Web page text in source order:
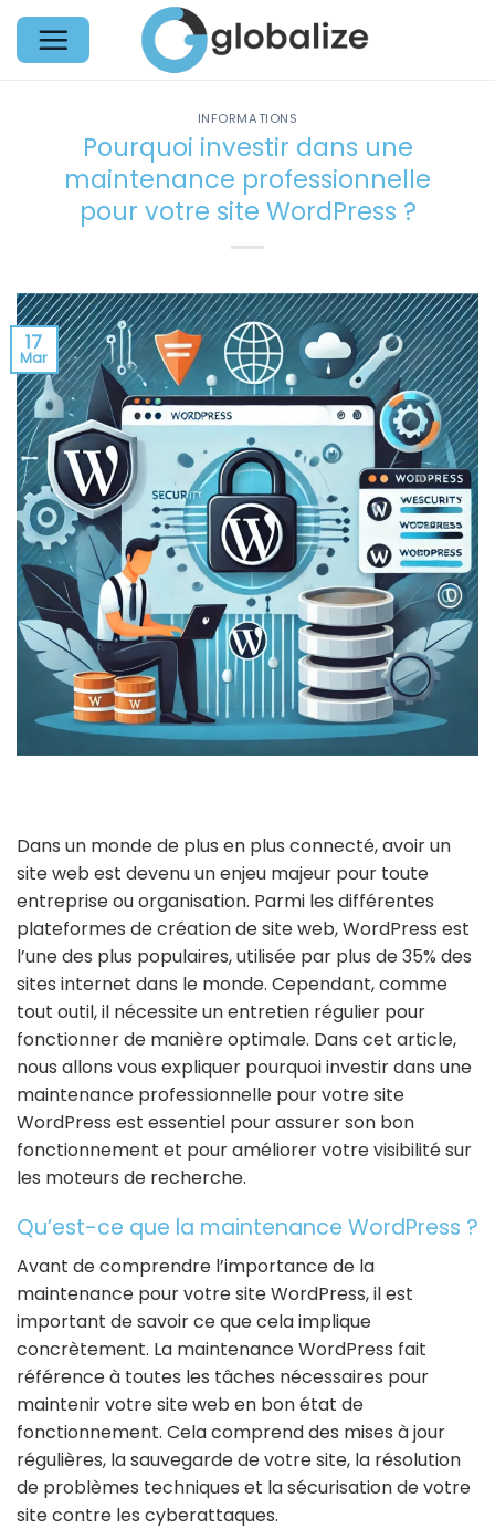
Passer
contenu
INFORMATIONS
Pourquoi investir dans une
maintenance professionnelle
pour votre site WordPress ?
17
Mar
Dans un monde de plus en plus connecté, avoir un
site web est devenu un enjeu majeur pour toute
entreprise ou organisation. Parmi les différentes
plateformes de création de site web, WordPress est
l’une des plus populaires, utilisée par plus de 35% des
sites internet dans le monde. Cependant, comme
tout outil, il nécessite un entretien régulier pour
fonctionner de manière optimale. Dans cet article,
nous allons vous expliquer pourquoi investir dans une
maintenance professionnelle pour votre site
WordPress est essentiel pour assurer son bon
fonctionnement et pour améliorer votre visibilité sur
les moteurs de recherche.
Qu’est-ce que la maintenance WordPress ?
Avant de comprendre l’importance de la
maintenance pour votre site WordPress, il est
important de savoir ce que cela implique
concrètement. La maintenance WordPress fait
référence à toutes les tâches nécessaires pour
maintenir votre site web en bon état de
fonctionnement. Cela comprend des mises à jour
régulières, la sauvegarde de votre site, la résolution
de problèmes techniques et la sécurisation de votre
site contre les cyberattaques.